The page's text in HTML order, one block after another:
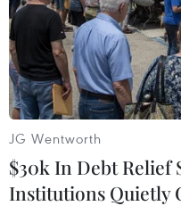
Hơn 100 người thiệt
trong mùa mưa khốc liệt
Ấn Độ
05/08/2026 09:39
JG Wentworth
$30k In Debt Relief
Institutions Quietly